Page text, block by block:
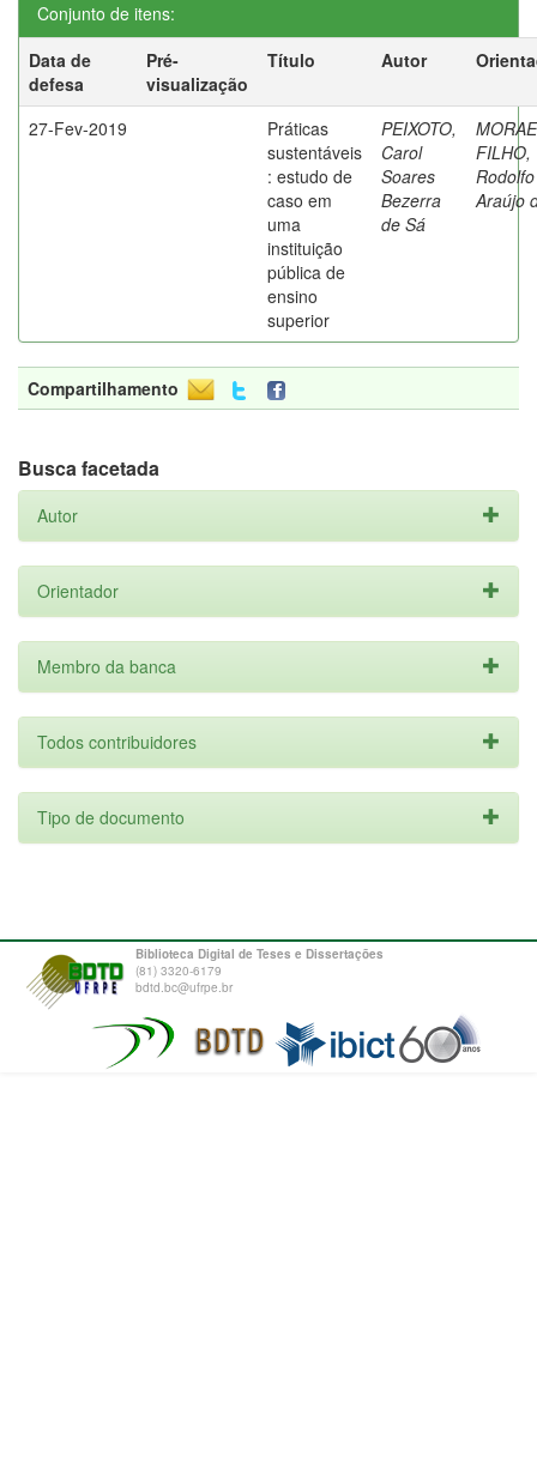
Conjunto de itens:
Data de
defesa
Pré-
visualização
Título Autor
27-Fev-2019
Práticas
sustentáveis
: estudo de
caso em
uma
instituição
pública de
ensino
superior
PEIXOTO,
Carol
Soares
Bezerra
de Sá
FILHO,
Rodolfo
Araújo
Compartilhamento
Busca facetada
Autor
Orientador
Membro da banca
Todos contribuidores
Tipo de documento
Biblioteca Digital de Teses e Dissertações
(81) 3320-6179
bdtd.bc@ufrpe.br